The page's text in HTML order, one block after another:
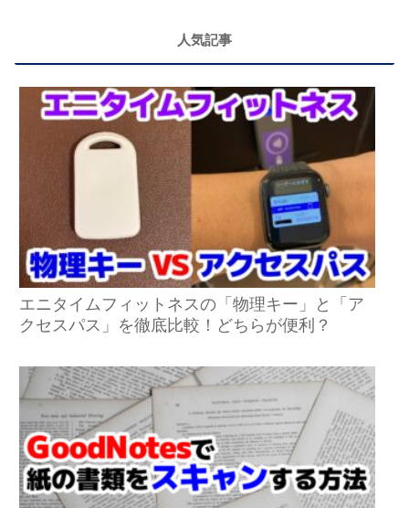
人気記事
エニタイムフィットネスの「物理キー」と「ア
クセスパス」を徹底比較！どちらが便利？